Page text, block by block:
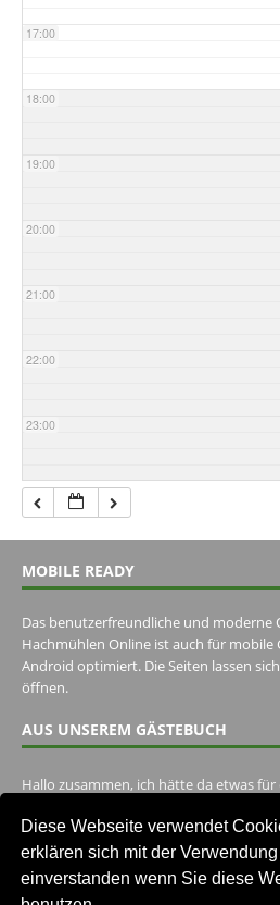
Diese Webseite verwendet
erklären sich mit der
einverstanden wenn Sie diese
17:00
18:00
19:00
20:00
21:00
22:00
23:00
MOBILE READY
Das benutzerfreundliche und moderne
Hachmühlen Online ist auch für mobile
Android optimiert. Die Seiten lassen
öffnen.
AUS UNSEREM GÄSTEBUCH
Hallo zusammen, ich hätte da etwas für
Ich habe ein Jahr im Gasthaus Hugo
Unser Gästebuch besuchen